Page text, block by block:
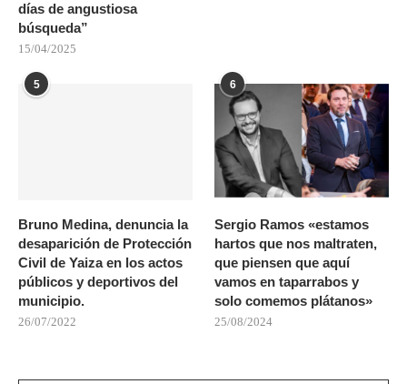
días de angustiosa
búsqueda”
15/04/2025
5
Bruno Medina, denuncia la
desaparición de Protección
Civil de Yaiza en los actos
públicos y deportivos del
municipio.
26/07/2022
6
Sergio Ramos «estamos
hartos que nos maltraten,
que piensen que aquí
vamos en taparrabos y
solo comemos plátanos»
25/08/2024